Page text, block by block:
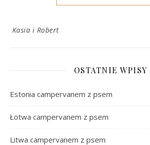
Kasia i Robert
OSTATNIE WPISY
Estonia campervanem z psem
Łotwa campervanem z psem
Litwa campervanem z psem